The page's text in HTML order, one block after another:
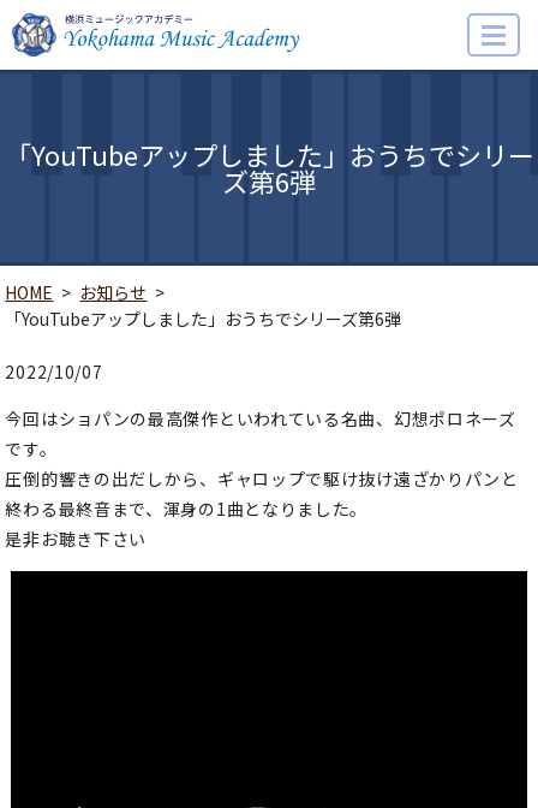
MENU
「YouTubeアップしました」おうちでシリー
ズ第6弾
HOME
お知らせ
「YouTubeアップしました」おうちでシリーズ第6弾
2022/10/07
今回はショパンの最高傑作といわれている名曲、幻想ポロネーズ
です。
圧倒的響きの出だしから、ギャロップで駆け抜け遠ざかりパンと
終わる最終音まで、渾身の1曲となりました。
是非お聴き下さい